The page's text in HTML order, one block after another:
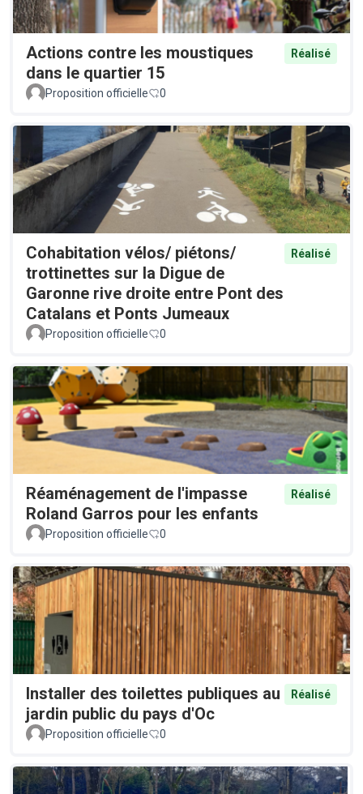
Actions contre les moustiques
dans le quartier 15
Réalisé
Proposition officielle 0
Cohabitation vélos/ piétons/
trottinettes sur la Digue de
Garonne rive droite entre Pont des
Catalans et Ponts Jumeaux
Réalisé
Proposition officielle 0
Réaménagement de l'impasse
Roland Garros pour les enfants
Réalisé
Proposition officielle 0
Installer des toilettes publiques au
jardin public du pays d'Oc
Réalisé
Proposition officielle 0